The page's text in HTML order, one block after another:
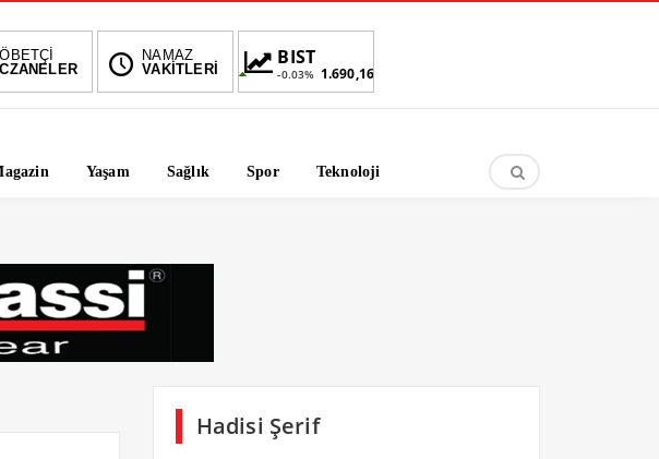
NAMAZ
VAKİTLERİ
BIST
-0.03% 1.690,16
DOLAR
% 47,6787
Yaşam Sağlık Spor Teknoloji
Hadisi Şerif